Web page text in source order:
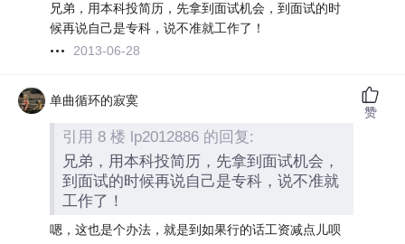
兄弟，用本科投简历，先拿到面试机会，到面试的时
候再说自己是专科，说不准就工作了！
2013-06-28
单曲循环的寂寞
引用 8 楼 lp2012886 的回复:
兄弟，用本科投简历，先拿到面试机会，
到面试的时候再说自己是专科，说不准就
工作了！
嗯，这也是个办法，就是到如果行的话工资减点儿呗
赞